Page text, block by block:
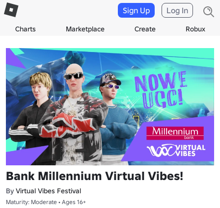
Charts Marketplace Create Robux
Sign Up Log In
Bank Millennium Virtual Vibes!
By Virtual Vibes Festival
Maturity: Moderate • Ages 16+